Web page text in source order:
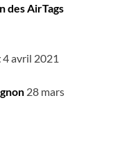
des AirTags
4 avril 2021
28 mars